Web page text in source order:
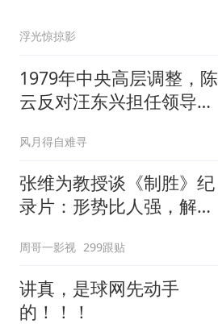
浮光惊掠影
1979年中央高层调整，陈
云反对汪东兴担任领导职
风月得自难寻
张维为教授谈《制胜》纪
录片：形势比人强，解放
周哥一影视 299跟贴
讲真，是球网先动手
的！！！